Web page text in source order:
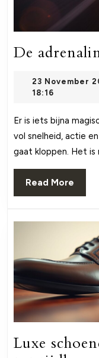
De
23 November
18:16
Er is iets bijna magisch aan Motorsport. Het is een wereld
vol snelheid, actie
gaat kloppen. Het is
Read More
More
Luxe